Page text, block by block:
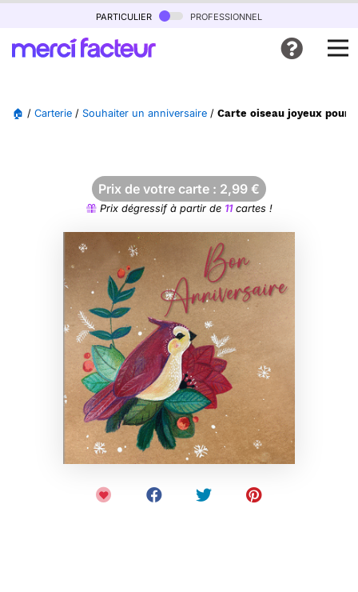
particulier professionnel
🏠 / Carterie / Souhaiter un anniversaire / Carte oiseau joyeux pour
Prix de votre carte : 2,99 €
Prix dégressif à partir de 11cartes !